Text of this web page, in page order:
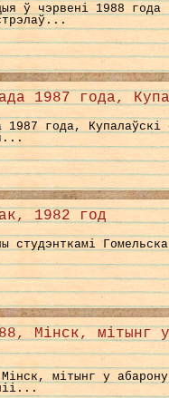
ў чэрвені 1988 года
1987 года,
1987 года,
1982 год
студэнткамі
Мінск, мітынг
мітынг у